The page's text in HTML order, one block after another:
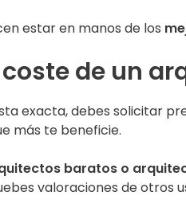
estar en manos de los
coste de un
exacta, debes solicitar
más te beneficie.
baratos o
valoraciones de otros